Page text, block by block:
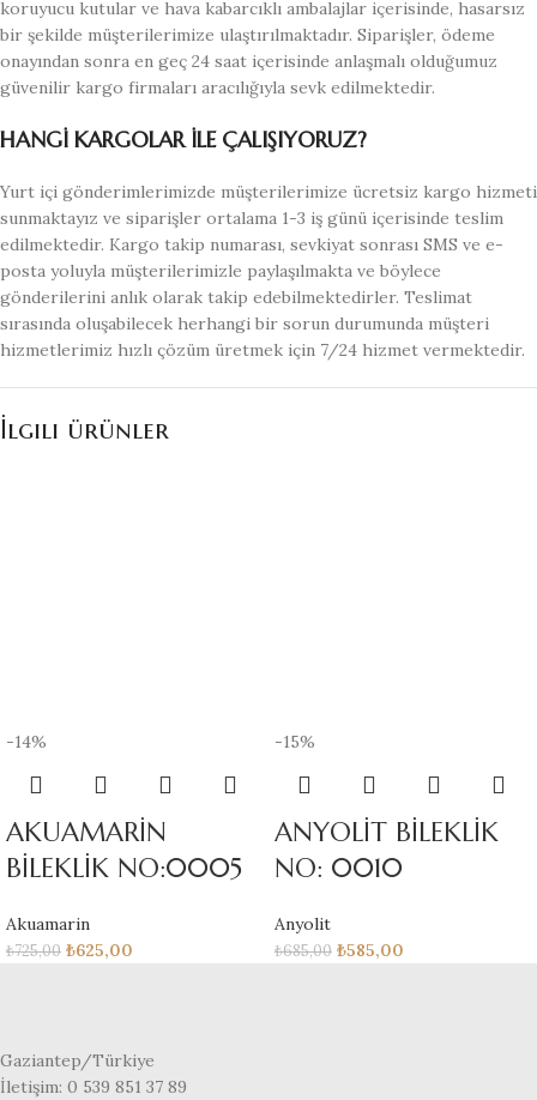
koruyucu kutular ve hava kabarcıklı ambalajlar içerisinde, hasarsız
bir şekilde müşterilerimize ulaştırılmaktadır. Siparişler, ödeme
onayından sonra en geç 24 saat içerisinde anlaşmalı olduğumuz
güvenilir kargo firmaları aracılığıyla sevk edilmektedir.
HANGİ KARGOLAR İLE ÇALIŞIYORUZ?
Yurt içi gönderimlerimizde müşterilerimize ücretsiz kargo hizmeti
sunmaktayız ve siparişler ortalama 1-3 iş günü içerisinde teslim
edilmektedir. Kargo takip numarası, sevkiyat sonrası SMS ve e-
posta yoluyla müşterilerimizle paylaşılmakta ve böylece
gönderilerini anlık olarak takip edebilmektedirler. Teslimat
sırasında oluşabilecek herhangi bir sorun durumunda müşteri
hizmetlerimiz hızlı çözüm üretmek için 7/24 hizmet vermektedir.
İlgili ürünler
-14%
AKUAMARİN
BİLEKLİK NO:0005
Akuamarin
₺725,00 ₺625,00
-15%
ANYOLİT BİLEKLİK
NO: 0010
Anyolit
₺685,00 ₺585,00
Gaziantep/Türkiye
İletişim: 0 539 851 37 89